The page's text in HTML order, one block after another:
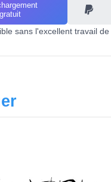
gratuit
sans l'excellent travail